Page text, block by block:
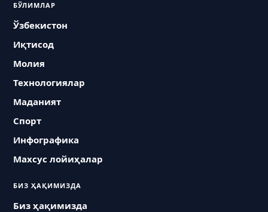
БЎЛИМЛАР
Ўзбекистон
Иқтисод
Молия
Технологиялар
Маданият
Спорт
Инфографика
Махсус лойиҳалар
БИЗ ҲАҚИМИЗДА
Биз ҳақимизда